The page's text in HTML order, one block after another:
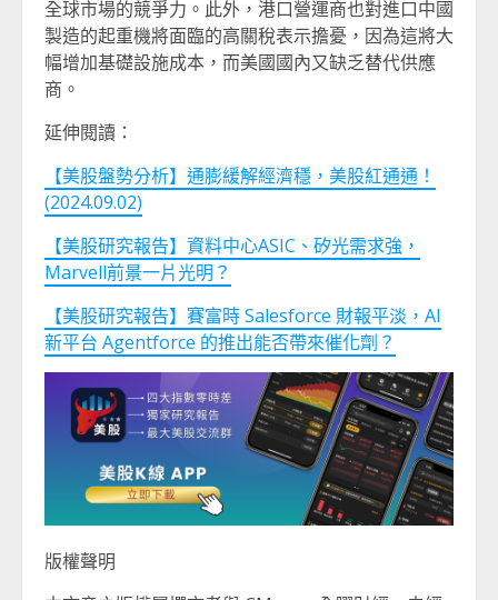
全球市場的競爭力。此外，港口營運商也對進口中國
製造的起重機將面臨的高關稅表示擔憂，因為這將大
幅增加基礎設施成本，而美國國內又缺乏替代供應
商。
延伸閱讀：
【美股盤勢分析】通膨緩解經濟穩，美股紅通通！
(2024.09.02)
【美股研究報告】資料中心ASIC、矽光需求強，
Marvell前景一片光明？
【美股研究報告】賽富時 Salesforce 財報平淡，AI
新平台 Agentforce 的推出能否帶來催化劑？
版權聲明